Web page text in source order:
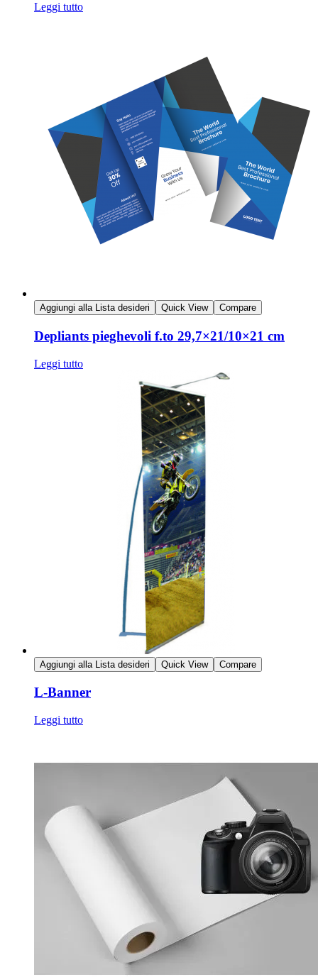
Leggi tutto
Aggiungi alla Lista desideri Quick View Compare
Depliants pieghevoli f.to 29,7×21/10×21 cm
Leggi tutto
Aggiungi alla Lista desideri Quick View Compare
L-Banner
Leggi tutto